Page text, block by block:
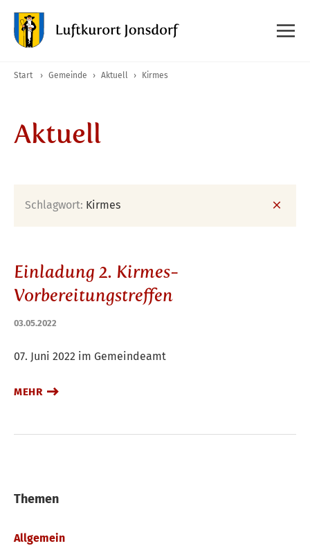
Start › Gemeinde › Aktuell › Kirmes
Aktuell
Schlagwort: Kirmes
Einladung 2. Kirmes-
Vorbereitungstreffen
03.05.2022
07. Juni 2022 im Gemeindeamt
MEHR
Themen
Allgemein